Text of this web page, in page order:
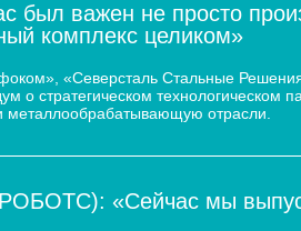
важен не просто
комплекс целиком»
«Северсталь Стальные
о стратегическом технологическом
металлообрабатывающую отрасли.
«Сейчас мы